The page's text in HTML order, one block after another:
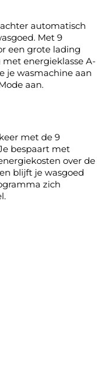
automatisch
Met 9
een grote lading
energieklasse A-
je wasmachine aan
aan.
met de 9
bespaart met
over de
blijft je wasgoed
zich